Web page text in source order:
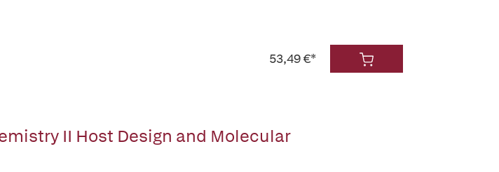
53,49 €*
II Host Design and Molecular